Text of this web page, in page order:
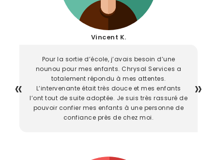
Vincent K.
Pour la sortie d’école, j’avais besoin d’une
nounou pour mes enfants. Chrysal Services a
totalement répondu à mes attentes.
L’intervenante était très douce et mes enfants
l’ont tout de suite adoptée. Je suis très rassuré de
pouvoir confier mes enfants à une personne de
confiance près de chez moi.